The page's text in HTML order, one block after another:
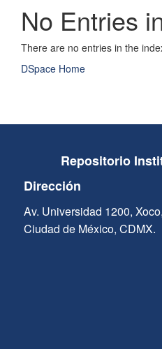
No Entries
There are no entries in the
DSpace Home
Repositorio
Dirección
Av. Universidad 1200,
Ciudad de México, CDMX.